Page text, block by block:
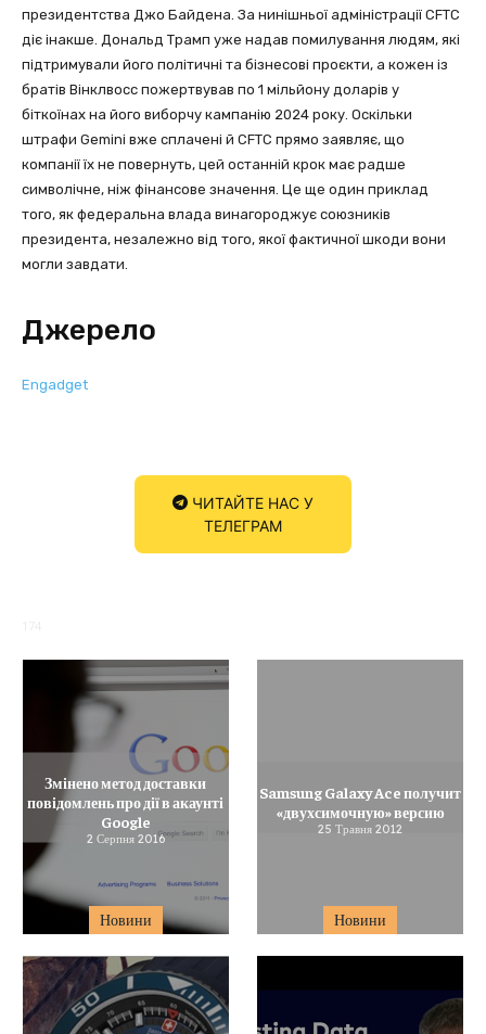
президентства Джо Байдена. За нинішньої адміністрації CFTC
діє інакше. Дональд Трамп уже надав помилування людям, які
підтримували його політичні та бізнесові проєкти, а кожен із
братів Вінклвосс пожертвував по 1 мільйону доларів у
біткоїнах на його виборчу кампанію 2024 року. Оскільки
штрафи Gemini вже сплачені й CFTC прямо заявляє, що
компанії їх не повернуть, цей останній крок має радше
символічне, ніж фінансове значення. Це ще один приклад
того, як федеральна влада винагороджує союзників
президента, незалежно від того, якої фактичної шкоди вони
могли завдати.
Джерело
Engadget
ЧИТАЙТЕ НАС У
ТЕЛЕГРАМ
Новини
Змінено метод доставки
повідомлень про дії в акаунті
Google
2 Серпня 2016
Новини
Samsung Galaxy Ace получит
«двухсимочную» версию
25 Травня 2012